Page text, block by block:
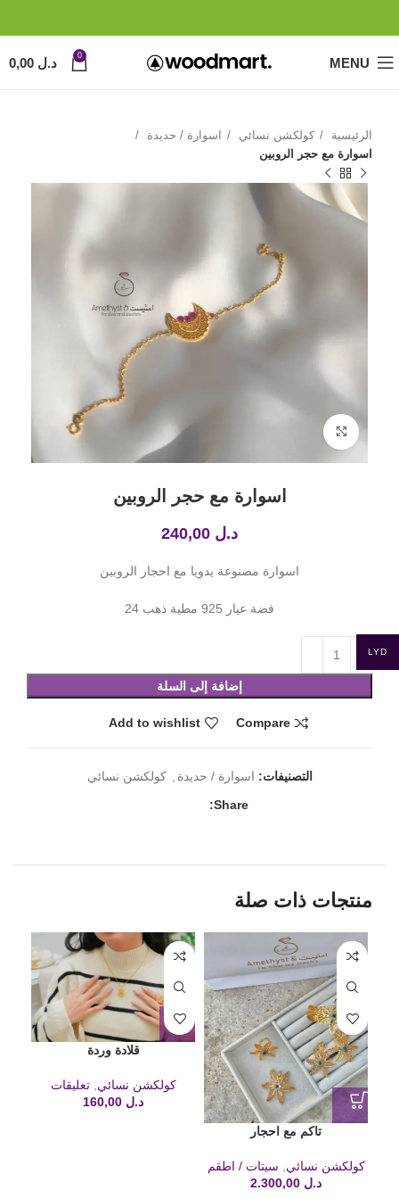
MENU
0 د.ل
الرئيسية كولكشن نسائي
اسوارة / حديدة
اسوارة مع حجر الروبين
اسوارة مع حجر الروبين
د.ل
اسوارة مصنوعة يدويا مع احجار الروبين
فضة عيار 925 مطية ذهب 24
إضافة إلى السلة
Compare
Add to wishlist
التصنيفات: اسوارة / حديدة
كولكشن نسائي
Share:
منتجات ذات صلة
تاكم مع احجار
كولكشن نسائي
سيتات / اطقم
د.ل
قلادة وردة
كولكشن نسائي ,تعليقات
د.ل
LYD